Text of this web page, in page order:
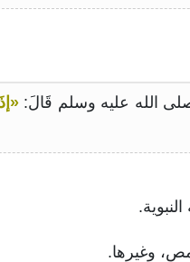
وغيرها.